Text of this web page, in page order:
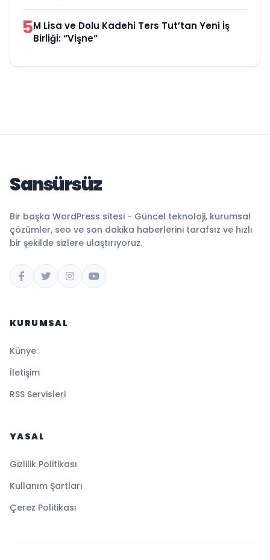
5M Lisa ve Dolu Kadehi Ters Tut’tan Yeni İş
Birliği: “Vişne”
Sansürsüz
Bir başka WordPress sitesi - Güncel teknoloji, kurumsal
çözümler, seo ve son dakika haberlerini tarafsız ve hızlı
bir şekilde sizlere ulaştırıyoruz.
KURUMSAL
Künye
İletişim
RSS Servisleri
YASAL
Gizlilik Politikası
Kullanım Şartları
Çerez Politikası